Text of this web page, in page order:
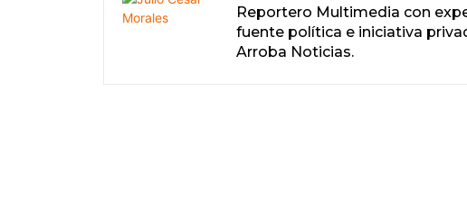
Reportero Multimedia con
fuente política e iniciativa
Arroba Noticias.